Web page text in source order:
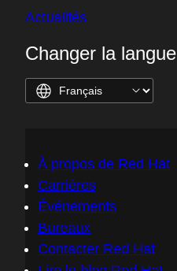
Actualités
Changer la langue
À propos de Red Hat
Carrières
Événements
Bureaux
Contacter Red Hat